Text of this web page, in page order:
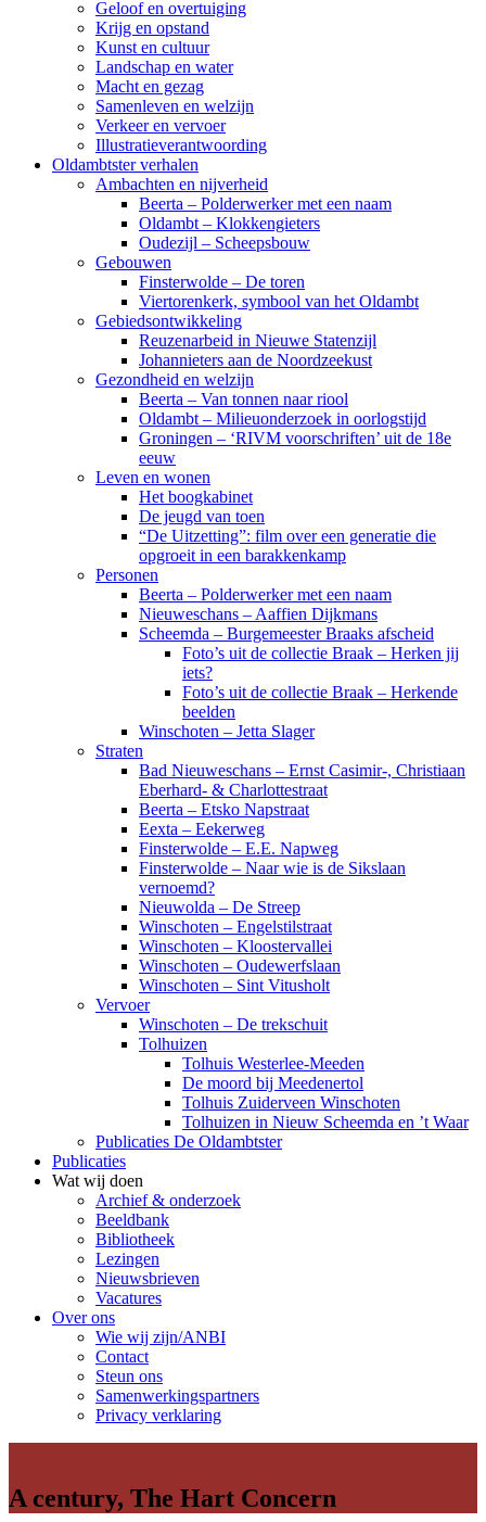
Geloof en overtuiging
Krijg en opstand
Kunst en cultuur
Landschap en water
Macht en gezag
Samenleven en welzijn
Verkeer en vervoer
Illustratieverantwoording
Oldambtster verhalen
Ambachten en nijverheid
Beerta – Polderwerker met een naam
Oldambt – Klokkengieters
Oudezijl – Scheepsbouw
Gebouwen
Finsterwolde – De toren
Viertorenkerk, symbool van het Oldambt
Gebiedsontwikkeling
Reuzenarbeid in Nieuwe Statenzijl
Johannieters aan de Noordzeekust
Gezondheid en welzijn
Beerta – Van tonnen naar riool
Oldambt – Milieuonderzoek in oorlogstijd
Groningen – ‘RIVM voorschriften’ uit de 18e
eeuw
Leven en wonen
Het boogkabinet
De jeugd van toen
“De Uitzetting”: film over een generatie die
opgroeit in een barakkenkamp
Personen
Beerta – Polderwerker met een naam
Nieuweschans – Aaffien Dijkmans
Scheemda – Burgemeester Braaks afscheid
Foto’s uit de collectie Braak – Herken jij
iets?
Foto’s uit de collectie Braak – Herkende
beelden
Winschoten – Jetta Slager
Straten
Bad Nieuweschans – Ernst Casimir-, Christiaan
Eberhard- & Charlottestraat
Beerta – Etsko Napstraat
Eexta – Eekerweg
Finsterwolde – E.E. Napweg
Finsterwolde – Naar wie is de Sikslaan
vernoemd?
Nieuwolda – De Streep
Winschoten – Engelstilstraat
Winschoten – Kloostervallei
Winschoten – Oudewerfslaan
Winschoten – Sint Vitusholt
Vervoer
Winschoten – De trekschuit
Tolhuizen
Tolhuis Westerlee-Meeden
De moord bij Meedenertol
Tolhuis Zuiderveen Winschoten
Tolhuizen in Nieuw Scheemda en ’t Waar
Publicaties De Oldambtster
Publicaties
Wat wij doen
Archief & onderzoek
Beeldbank
Bibliotheek
Lezingen
Nieuwsbrieven
Vacatures
Over ons
Wie wij zijn/ANBI
Contact
Steun ons
Samenwerkingspartners
Privacy verklaring
A century, The Hart Concern